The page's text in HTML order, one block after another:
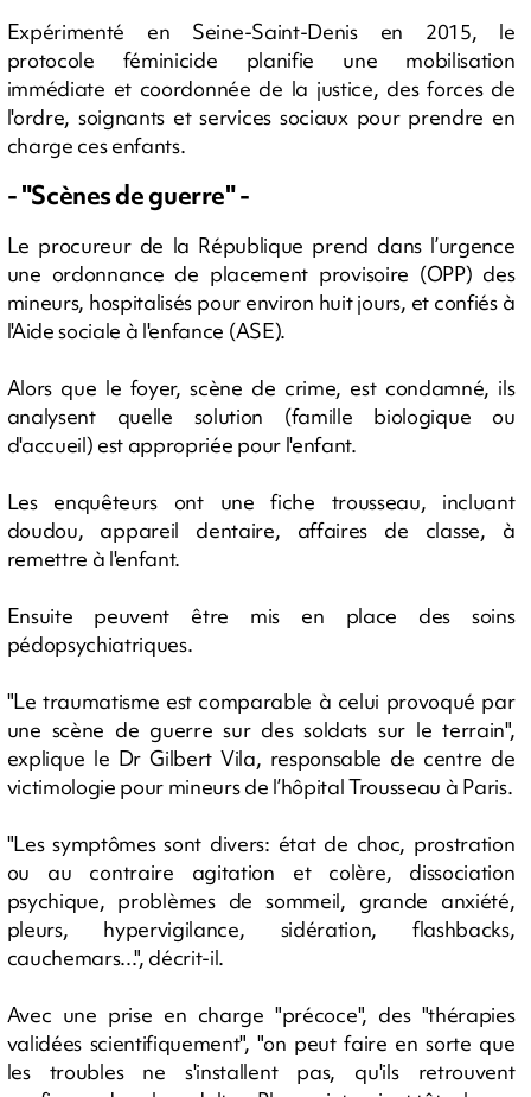
Expérimenté en Seine-Saint-Denis en 2015, le
protocole féminicide planifie une mobilisation
immédiate et coordonnée de la justice, des forces de
l'ordre, soignants et services sociaux pour prendre en
charge ces enfants.
- "Scènes de guerre" -
Le procureur de la République prend dans l’urgence
une ordonnance de placement provisoire (OPP) des
mineurs, hospitalisés pour environ huit jours, et confiés à
l'Aide sociale à l'enfance (ASE).
Alors que le foyer, scène de crime, est condamné, ils
analysent quelle solution (famille biologique ou
d'accueil) est appropriée pour l'enfant.
Les enquêteurs ont une fiche trousseau, incluant
doudou, appareil dentaire, affaires de classe, à
remettre à l'enfant.
Ensuite peuvent être mis en place des soins
pédopsychiatriques.
"Le traumatisme est comparable à celui provoqué par
une scène de guerre sur des soldats sur le terrain",
explique le Dr Gilbert Vila, responsable de centre de
victimologie pour mineurs de l’hôpital Trousseau à Paris.
"Les symptômes sont divers: état de choc, prostration
ou au contraire agitation et colère, dissociation
psychique, problèmes de sommeil, grande anxiété,
pleurs, hypervigilance, sidération, flashbacks,
cauchemars...", décrit-il.
Avec une prise en charge "précoce", des "thérapies
validées scientifiquement", "on peut faire en sorte que
les troubles ne s'installent pas, qu'ils retrouvent